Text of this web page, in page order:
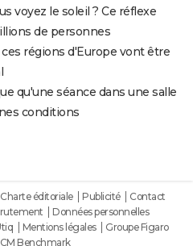
voyez le soleil ? Ce réflexe
de personnes
ces régions d'Europe vont être
qu'une séance dans une salle
conditions
Charte éditoriale Publicité
Contact
Données personnelles
Mentions légales
Groupe Figaro
Benchmark